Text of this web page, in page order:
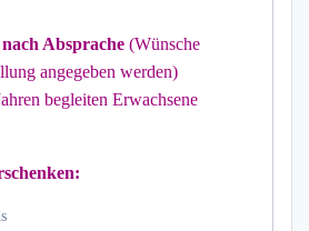
Absprache (Wünsche
angegeben werden)
begleiten Erwachsene